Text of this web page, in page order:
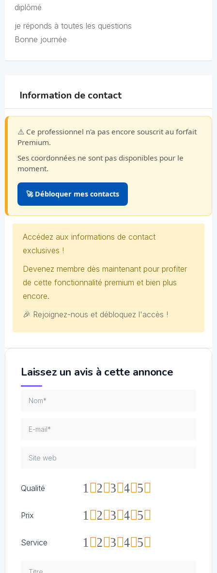
diplômé
je réponds à toutes les questions
Bonne journée
Information de contact
⚠️ Ce professionnel n'a pas encore souscrit au forfait
Premium.
Ses coordonnées ne sont pas disponibles pour le
moment.
🚀 Débloquer mes contacts
Accédez aux informations de contact
exclusives !
Devenez membre dès maintenant pour profiter
de cette fonctionnalité premium et bien plus
encore.
🎉 Rejoignez-nous et débloquez l'accès !
Laissez un avis à cette annonce
Qualité 5
4
3
2
1
Prix 5
4
3
2
1
Service 5
4
3
2
1